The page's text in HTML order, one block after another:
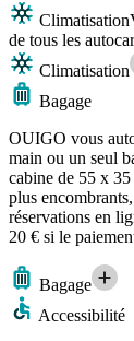
Climatisation
de tous les
Climatisation
Bagage
OUIGO vous
main ou un seul
cabine de 55 x
plus
réservations en
20 € si le
Bagage
Accessibilité